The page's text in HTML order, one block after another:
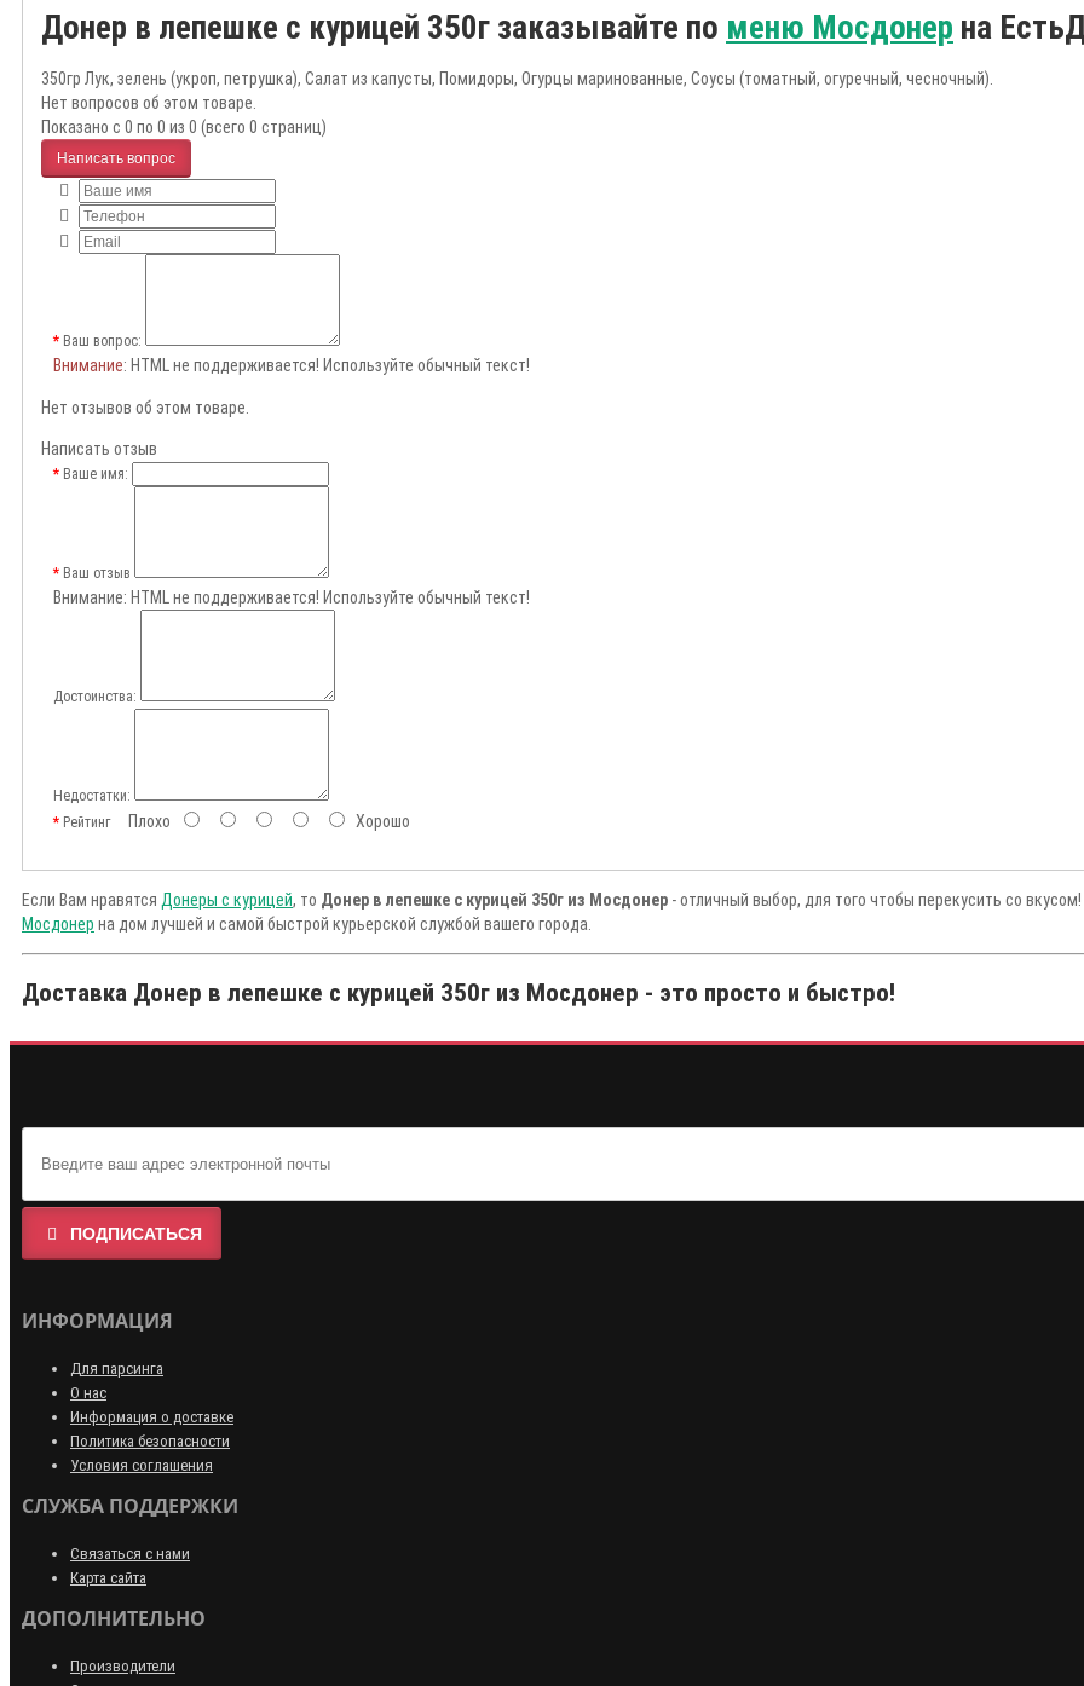
Донер в лепешке с курицей 350г заказывайте по меню Мосдонер на
350гр Лук, зелень (укроп, петрушка), Салат из капусты, Помидоры, Огурцы маринованные, Соусы (томатный, огуречный, чесночный).
Нет вопросов об этом товаре.
Показано с 0 по 0 из 0 (всего 0 страниц)
Написать вопрос
Ваш вопрос:
Внимание: HTML не поддерживается! Используйте обычный текст!
Нет отзывов об этом товаре.
Написать отзыв
Ваше имя:
Ваш отзыв
Внимание: HTML не поддерживается! Используйте обычный текст!
Достоинства:
Недостатки:
РейтингПлохо Хорошо
Если Вам нравятся Донеры с курицей, то Донер в лепешке с курицей 350г из Мосдонер - отличный выбор, для того чтобы перекусить со
Мосдонер на дом лучшей и самой быстрой курьерской службой вашего города.
Доставка Донер в лепешке с курицей 350г из Мосдонер - это просто и быстро!
ПОДПИСАТЬСЯ
ИНФОРМАЦИЯ
Для парсинга
О нас
Информация о доставке
Политика безопасности
Условия соглашения
СЛУЖБА ПОДДЕРЖКИ
Связаться с нами
Карта сайта
ДОПОЛНИТЕЛЬНО
Производители